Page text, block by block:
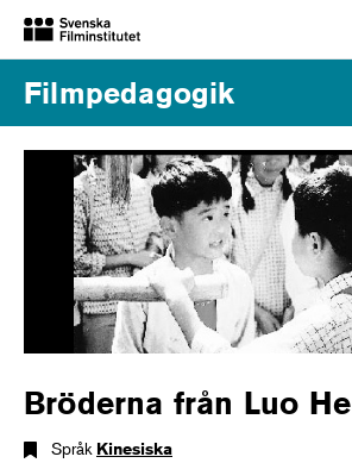
Filmpedagogik
Bröderna från Luo He
Språk Kinesiska